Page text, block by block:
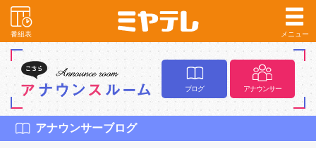
番組表 メニュー
ブログ アナウンサー
アナウンサーブログ